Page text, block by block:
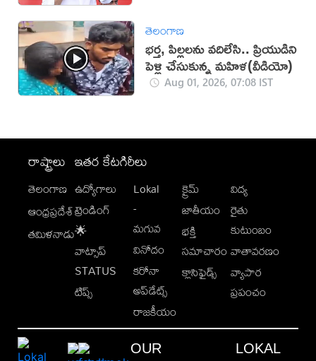
తెలంగాణ
భర్త, పిల్లలను వదిలేసి.. ప్రియుడిని
పెళ్లి చేసుకున్న మహిళ(వీడియో)
Aug 01, 2026, 07:08 IST
రాష్ట్రాలు
తెలంగాణ
ఆంధ్రప్రదేశ్
తమిళనాడు
ఇతర కేటగిరీలు
ఉద్యోగాలు
ట్రెండింగ్
🌟
వాట్సాప్
STATUS
టిప్స్
Lokal
-
మగువ
వినోదం
కరోనా
అప్‌డేట్స్
రాజకీయం
క్రైమ్
జాతీయం
భక్తి
సమాచారం
క్లాసిఫైడ్స్
విద్య
రైతు
కుటుంబం
వాతావరణం
వ్యాపార
ప్రపంచం
OUR LOKAL